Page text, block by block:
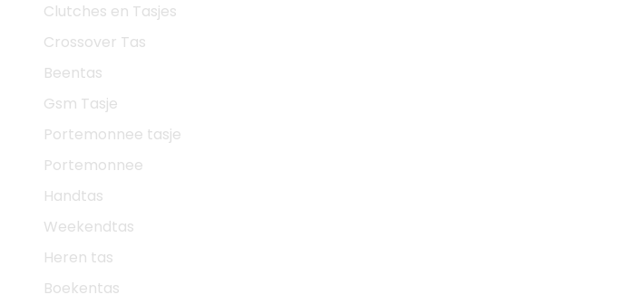
Clutches en Tasjes
Crossover Tas
Beentas
Gsm Tasje
Portemonnee tasje
Portemonnee
Handtas
Weekendtas
Heren tas
Boekentas